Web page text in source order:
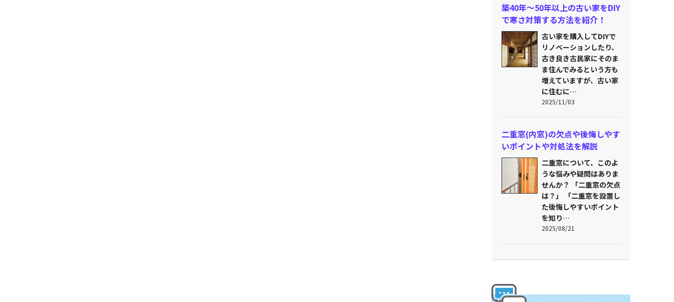
築40年〜50年以上の古い家をDIY
で寒さ対策する方法を紹介！
古い家を購入してDIYで
リノベーションしたり、
古き良き古民家にそのま
ま住んでみるという方も
増えていますが、古い家
に住むに…
2025/11/03
二重窓(内窓)の欠点や後悔しやす
いポイントや対処法を解説
二重窓について、このよ
うな悩みや疑問はありま
せんか？ 「二重窓の欠点
は？」 「二重窓を設置し
た後悔しやすいポイント
を知り…
2025/08/21